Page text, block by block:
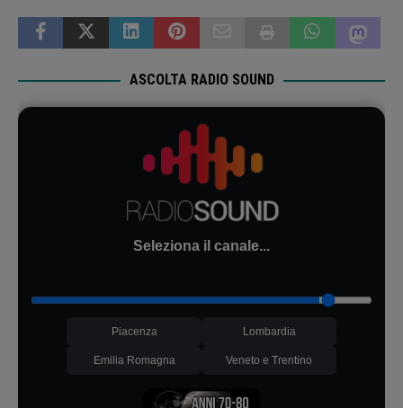
ASCOLTA RADIO SOUND
Seleziona il canale...
Piacenza Lombardia
Emilia Romagna Veneto e Trentino